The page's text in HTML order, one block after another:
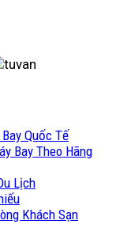
Quốc Tế
Bay Theo Hãng
Lịch
Khách Sạn